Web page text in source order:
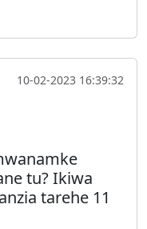
10-02-2023 16:39:32
tu? Ikiwa
tarehe 11